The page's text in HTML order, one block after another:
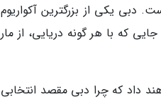
دبی یکی از بزرگترین آکواریوم
که با هر گونه دریایی، از مار
داد که چرا دبی مقصد انتخابی